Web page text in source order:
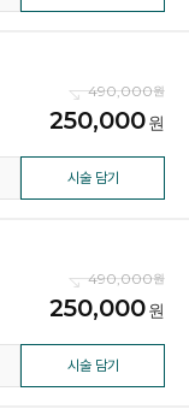
490,000
250,000
시술 담기
490,000
250,000
시술 담기